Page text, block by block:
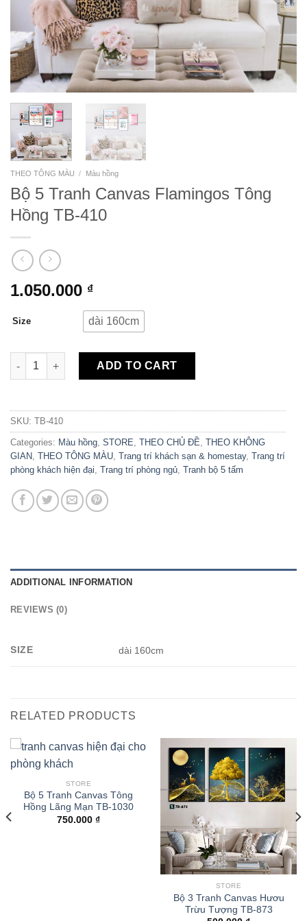
THEO TÔNG MÀU / Màu hồng
Bộ 5 Tranh Canvas Flamingos Tông
Hồng TB-410
1.050.000 ₫
Size dài 160cm
Bộ 5 Tranh Canvas Flamingos Tông Hồng TB-410 quantity
ADD TO CART
SKU: TB-410
Categories: Màu hồng, STORE, THEO CHỦ ĐỀ, THEO KHÔNG
GIAN, THEO TÔNG MÀU, Trang trí khách sạn & homestay, Trang trí
phòng khách hiện đại, Trang trí phòng ngủ, Tranh bộ 5 tấm
ADDITIONAL INFORMATION
REVIEWS (0)
SIZE dài 160cm
RELATED PRODUCTS
STORE
Bộ 5 Tranh Canvas Tông
Hồng Lãng Mạn TB-1030
750.000 ₫
STORE
Bộ 3 Tranh Canvas Hươu
Trừu Tượng TB-873